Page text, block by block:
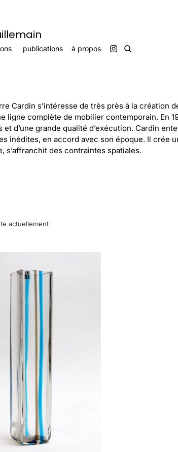
publications à propos
Cardin s’intéresse de très près à la création
ligne complète de mobilier contemporain. En
d’une grande qualité d’exécution. Cardin
inédites, en accord avec son époque. Il crée
s’affranchit des contraintes spatiales.
actuellement